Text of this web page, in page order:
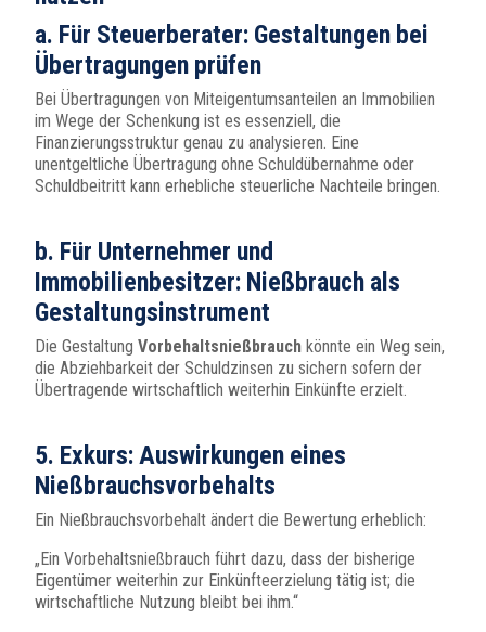
a. Für Steuerberater: Gestaltungen bei
Übertragungen prüfen
Bei Übertragungen von Miteigentumsanteilen an Immobilien
im Wege der Schenkung ist es essenziell, die
Finanzierungsstruktur genau zu analysieren. Eine
unentgeltliche Übertragung ohne Schuldübernahme oder
Schuldbeitritt kann erhebliche steuerliche Nachteile bringen.
b. Für Unternehmer und
Immobilienbesitzer: Nießbrauch als
Gestaltungsinstrument
Die Gestaltung Vorbehaltsnießbrauch könnte ein Weg sein,
die Abziehbarkeit der Schuldzinsen zu sichern sofern der
Übertragende wirtschaftlich weiterhin Einkünfte erzielt.
5. Exkurs: Auswirkungen eines
Nießbrauchsvorbehalts
Ein Nießbrauchsvorbehalt ändert die Bewertung erheblich:
„Ein Vorbehaltsnießbrauch führt dazu, dass der bisherige
Eigentümer weiterhin zur Einkünfteerzielung tätig ist; die
wirtschaftliche Nutzung bleibt bei ihm.“